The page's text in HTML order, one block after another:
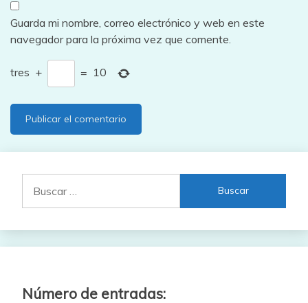
Guarda mi nombre, correo electrónico y web en este
navegador para la próxima vez que comente.
tres + = 10
Número de entradas: